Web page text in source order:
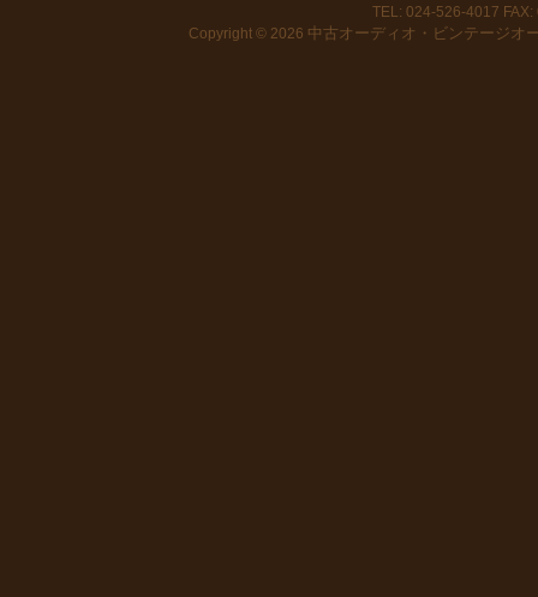
TEL: 024-526-4017
Copyright © 2026 中古オーディオ・ビンテージオ